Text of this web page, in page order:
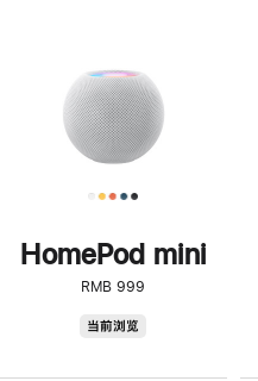
HomePod mini
RMB 999
当前浏览